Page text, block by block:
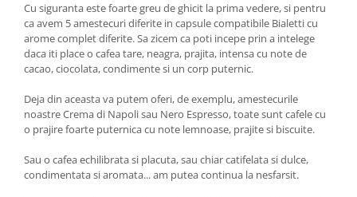
Cu siguranta este foarte greu de ghicit la prima vedere, si pentru
ca avem 5 amestecuri diferite in capsule compatibile Bialetti cu
arome complet diferite. Sa zicem ca poti incepe prin a intelege
daca iti place o cafea tare, neagra, prajita, intensa cu note de
cacao, ciocolata, condimente si un corp puternic.
Deja din aceasta va putem oferi, de exemplu, amestecurile
noastre Crema di Napoli sau Nero Espresso, toate sunt cafele cu
o prajire foarte puternica cu note lemnoase, prajite si biscuite.
Sau o cafea echilibrata si placuta, sau chiar catifelata si dulce,
condimentata si aromata... am putea continua la nesfarsit.